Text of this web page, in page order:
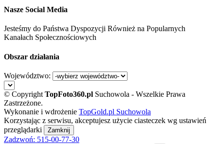
Nasze Social Media
Jesteśmy do Państwa Dyspozycji Również na Popularnych
Kanałach Społecznościowych
Obszar działania
Województwo:
© Copyright TopFoto360.pl Suchowola - Wszelkie Prawa
Zastrzeżone.
Wykonanie i wdrożenie TopGold.pl Suchowola
Korzystając z serwisu, akceptujesz użycie ciasteczek wg ustawień
przeglądarki
Zamknij
Zadzwoń: 515-00-77-30